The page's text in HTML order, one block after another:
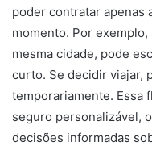
poder contratar apenas
momento. Por
mesma cidade, pode
curto. Se decidir viajar,
temporariamente. Essa
seguro personalizável,
decisões informadas